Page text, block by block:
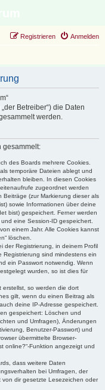
Anmelden
Registrieren
Betreiber“) die Daten
werden.
gesammelt:
des Boards mehrere Cookies.
temporäre Dateien ablegt und
bleiben. In diesen Cookies
zugeordnet werden
(zur Markierung dieser als
sowie Informationen über deine
bist) gespeichert. Ferner werden
eine Session-ID gespeichert.
einem Jahr. Alle Cookies kannst
löschen.
der Registrierung, in deinem Profil
sind mindestens ein
ein Passwort notwendig. Wenn
wurden, so ist dies für
erstellst, so werden die dort
gilt, wenn du einen Beitrag als
deine IP-Adresse gespeichert.
gespeichert: Löschen und
und Umfragen), Änderungen
Benutzer-Passwort) und
übermittelte Browser-
online?“-Funktion angezeigt und
dass weitere Daten
bei Umfragen, der
dir gesetzte Lesezeichen oder